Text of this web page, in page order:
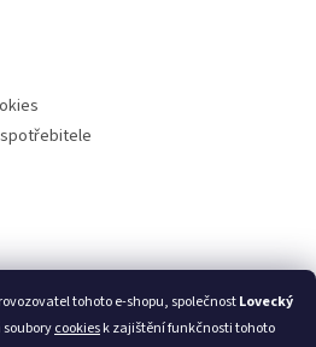
tohoto e-shopu, společnostLovecký
souborycookiesk zajištění funkčnosti tohoto
spotřebitele